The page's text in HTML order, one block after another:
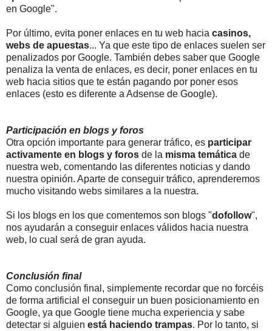
en Google".
Por último, evita poner enlaces en tu web hacia casinos,
webs de apuestas... Ya que este tipo de enlaces suelen ser
penalizados por Google. También debes saber que Google
penaliza la venta de enlaces, es decir, poner enlaces en tu
web hacia sitios que te están pagando por poner esos
enlaces (esto es diferente a Adsense de Google).
Participación en blogs y foros
Otra opción importante para generar tráfico, es participar
activamente en blogs y foros de la misma temática de
nuestra web, comentando las diferentes noticias y dando
nuestra opinión. Aparte de conseguir tráfico, aprenderemos
mucho visitando webs similares a la nuestra.
Si los blogs en los que comentemos son blogs "dofollow",
nos ayudarán a conseguir enlaces válidos hacia nuestra
web, lo cual será de gran ayuda.
Conclusión final
Como conclusión final, simplemente recordar que no forcéis
de forma artificial el conseguir un buen posicionamiento en
Google, ya que Google tiene mucha experiencia y sabe
detectar si alguien está haciendo trampas. Por lo tanto, si